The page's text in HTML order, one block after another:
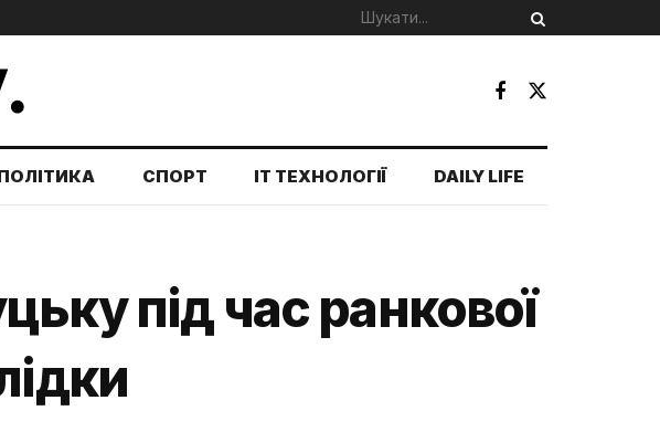
СПОРТ IT ТЕХНОЛОГІЇ DAILY LIFE
під час ранкової